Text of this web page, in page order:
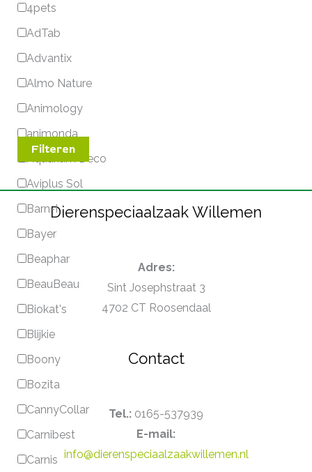
4pets
AdTab
Advantix
Almo Nature
Animology
animonda
Aquarium Deco
Aviplus Sol
Barn-I
Bayer
Beaphar
BeauBeau
Biokat's
Blijkie
Boony
Bozita
CannyCollar
Carnibest
Carnis
Filteren
Dierenspeciaalzaak Willemen
Adres:
Sint Josephstraat 3
4702 CT Roosendaal
Contact
Tel.: 0165-537939
E-mail:
info@dierenspeciaalzaakwillemen.nl